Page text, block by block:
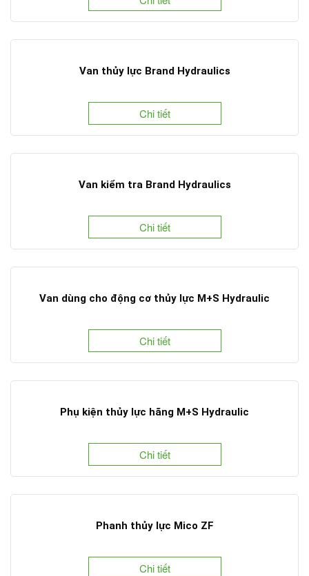
Van thủy lực Brand Hydraulics
Chi tiết
Van kiểm tra Brand Hydraulics
Chi tiết
Van dùng cho động cơ thủy lực M+S Hydraulic
Chi tiết
Phụ kiện thủy lực hãng M+S Hydraulic
Chi tiết
Phanh thủy lực Mico ZF
Chi tiết